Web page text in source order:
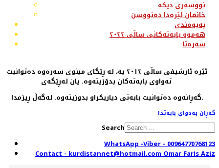
نووسەری دیکە
خانمان لێرەدا دەنووسن
پەیوەندی
هەموو بابەتەکانی ساڵی ٢٠٢٢
سەرەتا
ئێرە ئارشیفی ساڵی ٢٠١٢ یە، لە ڕێگای مینوی سەرەوە دەتوانیت
تەواوی بابەتەکان بدۆزیتەوە. یان لەڕێگەی
گەڕانەوە دەتوانیت بابەتی دیاریکراو بدوزیتەوە. لەگەڵ ڕیزمدا.
گەڕان بەدوای بابەتدا
Search
WhatsApp -Viber - 00964770768123
Contact - kurdistannet@hotmail.com Omar Faris Aziz